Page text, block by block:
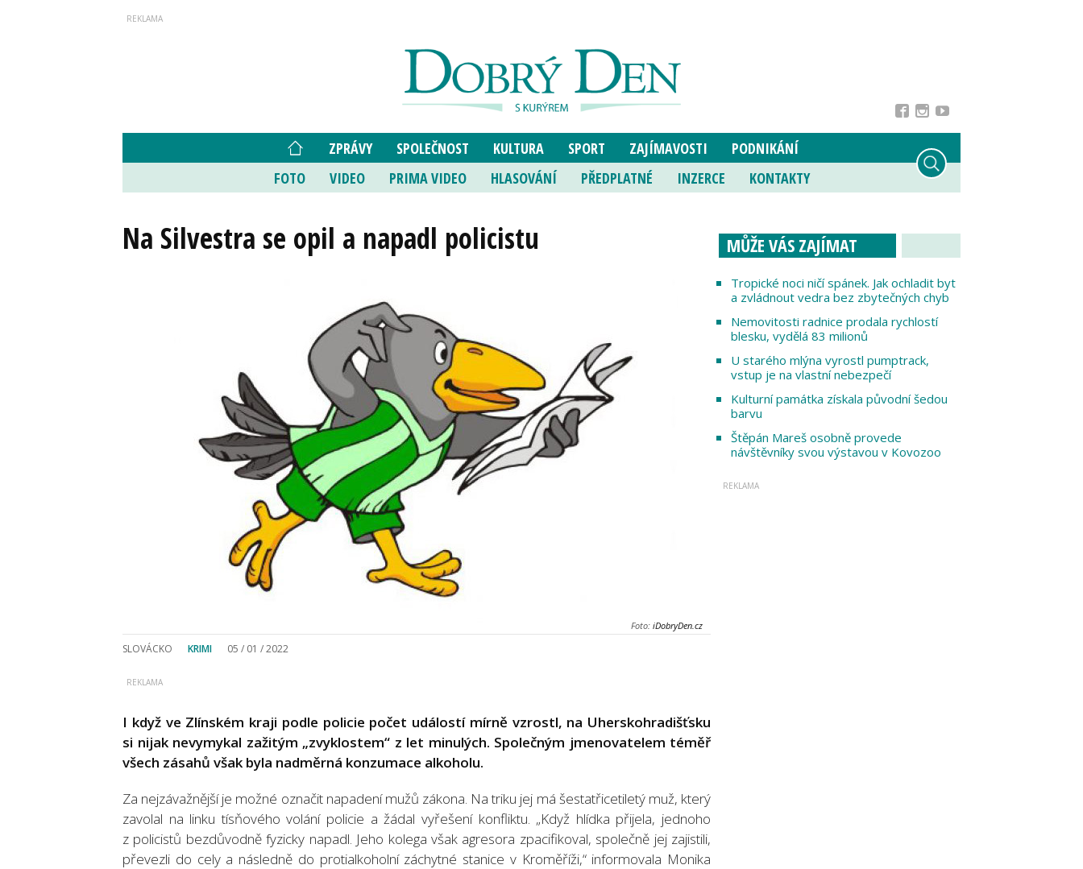
ZPRÁVY SPOLEČNOST KULTURA SPORT ZAJÍMAVOSTI
PODNIKÁNÍ
FOTO
VIDEO PRIMA VIDEO HLASOVÁNÍ PŘEDPLATNÉ INZERCE KONTAKTY
Na Silvestra se opil a napadl policistu
Foto: iDobryDen.cz
SLOVÁCKO KRIMI 05 / 01 / 2022
I když ve Zlínském kraji podle policie počet událostí mírně vzrostl, na Uherskohradišťsku
si nijak nevymykal zažitým „zvyklostem“ z let minulých. Společným jmenovatelem téměř
všech zásahů však byla nadměrná konzumace alkoholu.
Za nejzávažnější je možné označit napadení mužů zákona. Na triku jej má šestatřicetiletý muž, který
zavolal na linku tísňového volání policie a žádal vyřešení konfliktu. „Když hlídka přijela, jednoho
z policistů bezdůvodně fyzicky napadl. Jeho kolega však agresora zpacifikoval, společně jej zajistili,
převezli do cely a následně do protialkoholní záchytné stanice v Kroměříži,“ informovala Monika
MŮŽE VÁS ZAJÍMAT
Tropické noci ničí spánek. Jak ochladit byt
a zvládnout vedra bez zbytečných chyb
Nemovitosti radnice prodala rychlostí
blesku, vydělá 83 milionů
U starého mlýna vyrostl pumptrack,
vstup je na vlastní nebezpečí
Kulturní památka získala původní šedou
barvu
Štěpán Mareš osobně provede
návštěvníky svou výstavou v Kovozoo